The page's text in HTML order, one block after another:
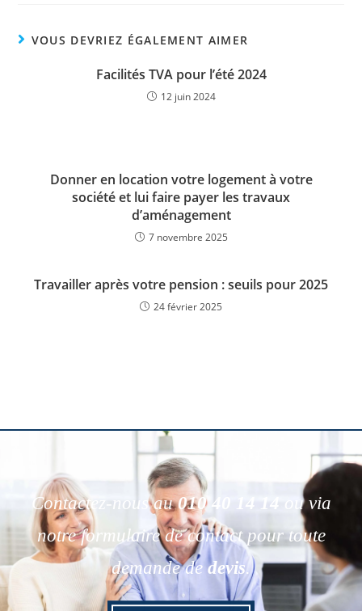
VOUS DEVRIEZ ÉGALEMENT AIMER
Facilités TVA pour l’été 2024
12 juin 2024
Donner en location votre logement à votre
société et lui faire payer les travaux
d’aménagement
7 novembre 2025
Travailler après votre pension : seuils pour 2025
24 février 2025
Contactez-nous au010 40 14 14
ou via
notre formulaire de contact pour toute
demande de devis.